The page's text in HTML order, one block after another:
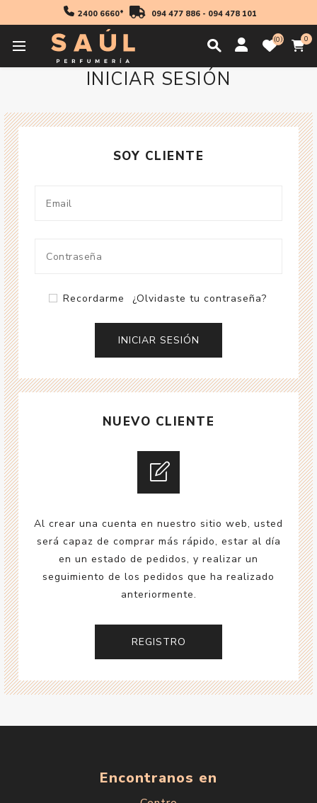
2400 6660* 094 477 886- 094 478 101
0 0
INICIAR SESIÓN
SOY CLIENTE
Recordarme ¿Olvidaste tu contraseña?
NUEVO CLIENTE
Al crear una cuenta en nuestro sitio web, usted
será capaz de comprar más rápido, estar al día
en un estado de pedidos, y realizar un
seguimiento de los pedidos que ha realizado
anteriormente.
Encontranos en